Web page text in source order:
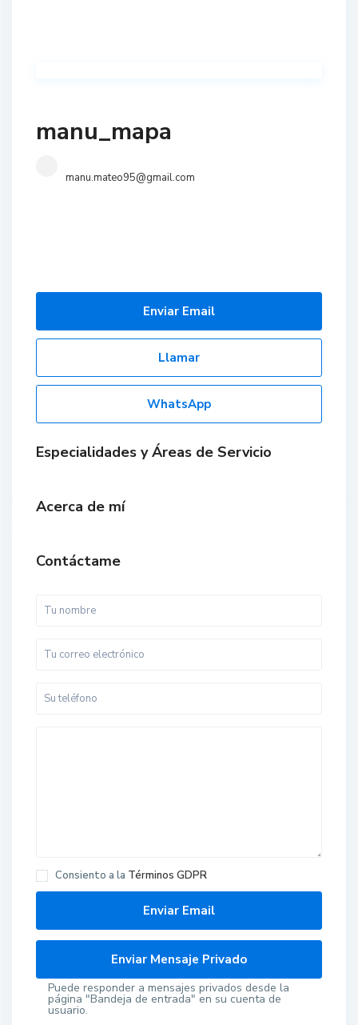
manu_mapa
manu.mateo95@gmail.com
Enviar Email
Llamar
WhatsApp
Especialidades y Áreas de Servicio
Acerca de mí
Contáctame
Consiento a la Términos GDPR
Puede responder a mensajes privados desde la
página "Bandeja de entrada" en su cuenta de
usuario.